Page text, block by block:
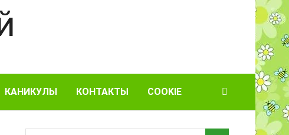
КАНИКУЛЫ КОНТАКТЫ COOKIE